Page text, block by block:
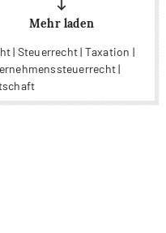
Mehr laden
| Steuerrecht | Taxation |
|